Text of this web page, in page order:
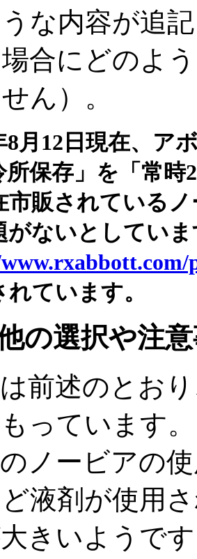
な内容が追
合にどのよ
ん）。
月12日現在、ア
保存」を「常時
市販されている
がないとしてい
ています。
の選択や注
前述のとお
っています。
ノービアの
液剤が使用
きいようで